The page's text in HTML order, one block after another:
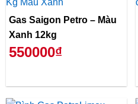
Gas Saigon Petro – Màu
Xanh 12kg
550000₫